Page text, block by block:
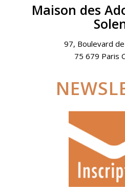
Maison des
97, Boulevard
75 679 Paris